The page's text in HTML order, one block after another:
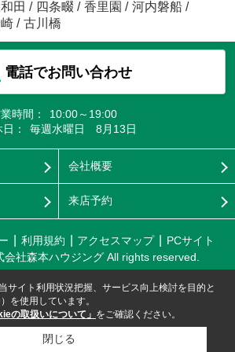
田 / 四条畷 / 香里園 / 河内磐船 /
/ 古川橋
電話でお問い合わせ
時間：
10:00～19:00
：
毎週水曜日 8月13日
会社概要
来店予約
利用規約 アクセスマップ
PCサイト
会社森本ハウジング All rights reserved.
サイト利用状況把握、サービス向上検討を目的と
を使用しています。
の取扱いについて」 をご確認ください。
閉じる